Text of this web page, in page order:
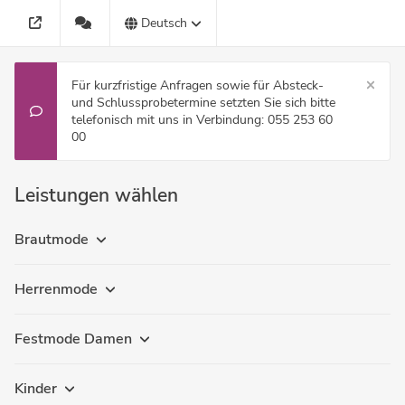
Deutsch
Für kurzfristige Anfragen sowie für Absteck-
und Schlussprobetermine setzten Sie sich bitte
telefonisch mit uns in Verbindung: 055 253 60
00
Leistungen wählen
Brautmode
Herrenmode
Festmode Damen
Kinder